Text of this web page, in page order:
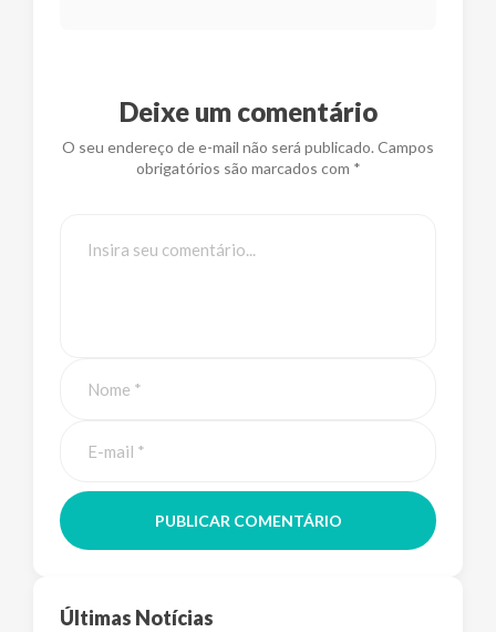
Deixe um comentário
O seu endereço de e-mail não será publicado. Campos
obrigatórios são marcados com *
PUBLICAR COMENTÁRIO
Últimas Notícias